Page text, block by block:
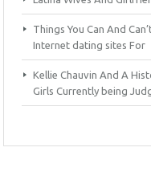
Things You Can And
Internet dating sites For
Kellie Chauvin And A
Girls Currently being